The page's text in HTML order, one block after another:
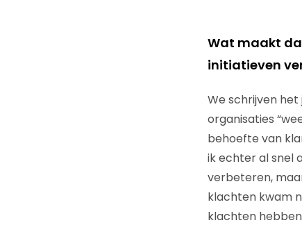
Wat maakt
initiatieven
We schrijven
organisaties
behoefte van
ik echter al snel
verbeteren,
klachten kwam
klachten